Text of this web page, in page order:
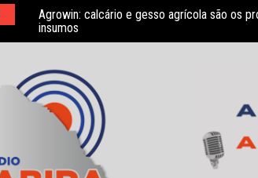
Agrowin: calcário e gesso agrícola são os
insumos
Novo convênio com a Associação Nosso